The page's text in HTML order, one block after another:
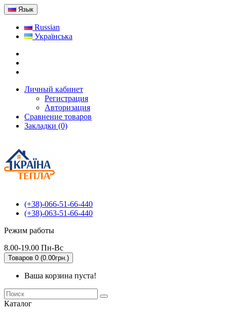
Язык
Russian
Українська
Личный кабинет
Регистрация
Авторизация
Сравнение товаров
Закладки (0)
(+38)-066-51-66-440
(+38)-063-51-66-440
Режим работы
8.00-19.00 Пн-Вс
Товаров 0 (0.00грн.)
Ваша корзина пуста!
Каталог